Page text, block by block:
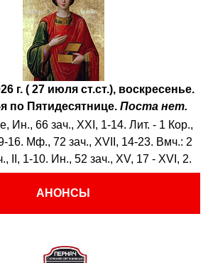
г. ( 27 июля ст.ст.), воскресенье.
по Пятидесятнице. Поста нет.
Ин., 66 зач., XXI, 1-14. Лит. - 1 Кор.,
16. Мф., 72 зач., XVII, 14-23. Вмч.: 2
II, 1-10. Ин., 52 зач., XV, 17 - XVI, 2.
АНОНСЫ